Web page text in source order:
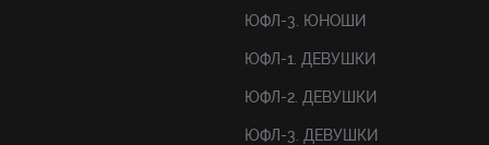
ЮФЛ-3. ЮНОШИ
ЮФЛ-1. ДЕВУШКИ
ЮФЛ-2. ДЕВУШКИ
ЮФЛ-3. ДЕВУШКИ